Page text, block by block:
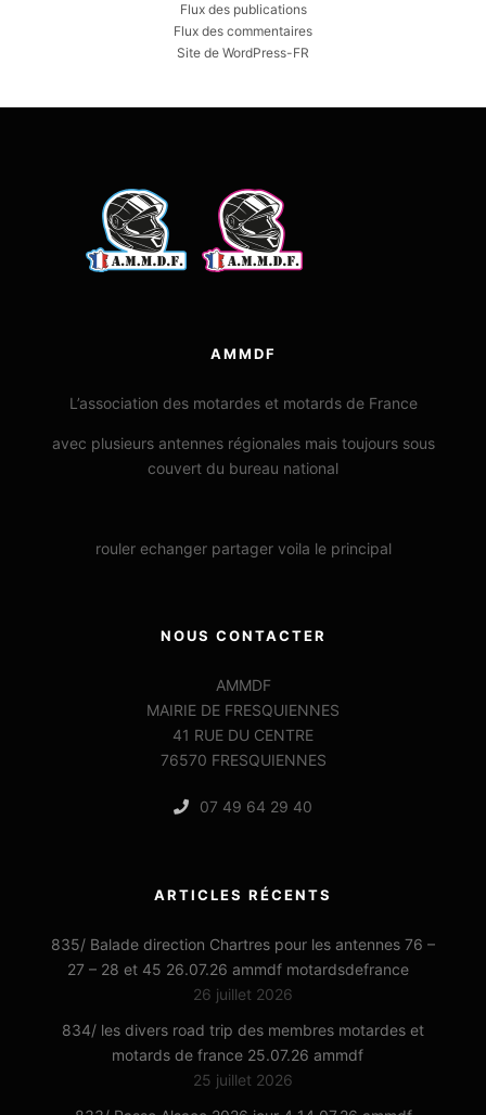
Flux des publications
Flux des commentaires
Site de WordPress-FR
AMMDF
L’association des motardes et motards de France
avec plusieurs antennes régionales mais toujours sous
couvert du bureau national
rouler echanger partager voila le principal
NOUS CONTACTER
AMMDF
MAIRIE DE FRESQUIENNES
41 RUE DU CENTRE
76570 FRESQUIENNES
07 49 64 29 40
ARTICLES RÉCENTS
835/ Balade direction Chartres pour les antennes 76 –
27 – 28 et 45 26.07.26 ammdf motardsdefrance
26 juillet 2026
834/ les divers road trip des membres motardes et
motards de france 25.07.26 ammdf
25 juillet 2026